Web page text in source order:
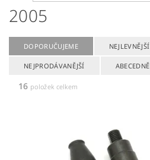
2005
DOPORUČUJEME NEJLEVNĚJŠÍ
NEJPRODÁVANĚJŠÍ ABECEDNĚ
16 položek celkem